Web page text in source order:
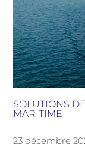
SOLUTIONS
MARITIME
23 décembre